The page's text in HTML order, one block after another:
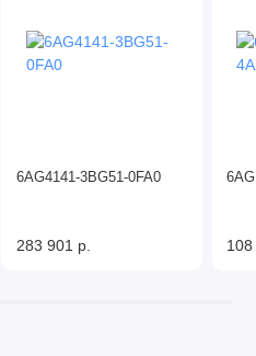
6AG4141-3BG51-0FA0
283 901 р.